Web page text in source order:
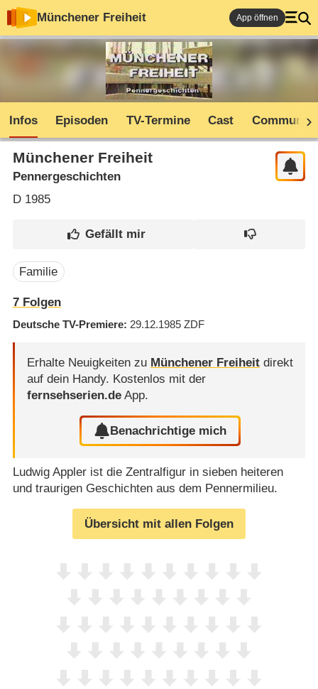
Münchener Freiheit App öffnen
Infos Episoden TV-Termine Cast Community
Münchener Freiheit
Pennergeschichten
D1985
Familie
7Folgen
Deutsche TV-Premiere 29.12.1985 ZDF
Erhalte Neuigkeiten zu Münchener Freiheitdirekt
auf dein Handy. Kostenlos mit der
fernsehserien.deApp.
Benachrichtige mich
Ludwig Appler ist die Zentralfigur in sieben heiteren
und traurigen Geschichten aus dem Pennermilieu.
Übersicht mit allen Folgen